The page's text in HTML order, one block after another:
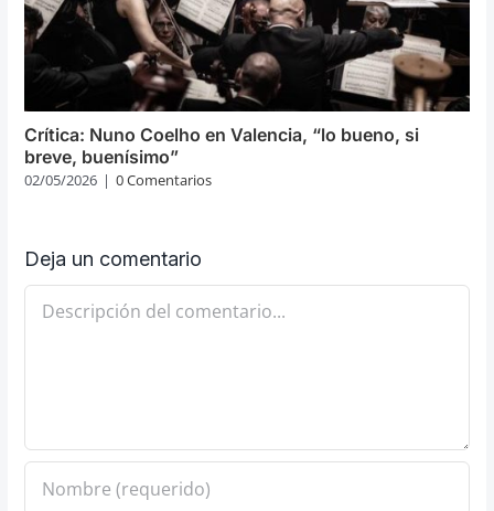
Crítica: Nuno Coelho en Valencia, “lo bueno, si
breve, buenísimo”
02/05/2026 | 0 Comentarios
Deja un comentario
Comentario